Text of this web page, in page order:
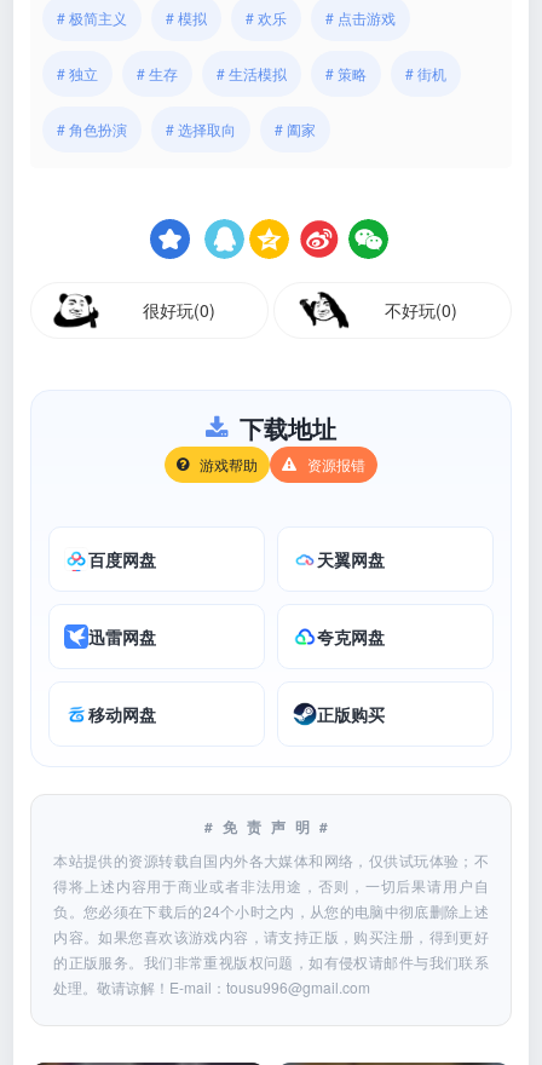
# 极简主义 # 模拟 # 欢乐 # 点击游戏
# 独立 # 生存 # 生活模拟 # 策略 # 街机
# 角色扮演 # 选择取向 # 阖家
很好玩(0) 不好玩(0)
下载地址
游戏帮助 资源报错
百度网盘 天翼网盘
迅雷网盘 夸克网盘
移动网盘 正版购买
#免责声明#
本站提供的资源转载自国内外各大媒体和网络，仅供试玩体验；不
得将上述内容用于商业或者非法用途，否则，一切后果请用户自
负。您必须在下载后的24个小时之内，从您的电脑中彻底删除上述
内容。如果您喜欢该游戏内容，请支持正版，购买注册，得到更好
的正版服务。我们非常重视版权问题，如有侵权请邮件与我们联系
处理。敬请谅解！E-mail：tousu996@gmail.com